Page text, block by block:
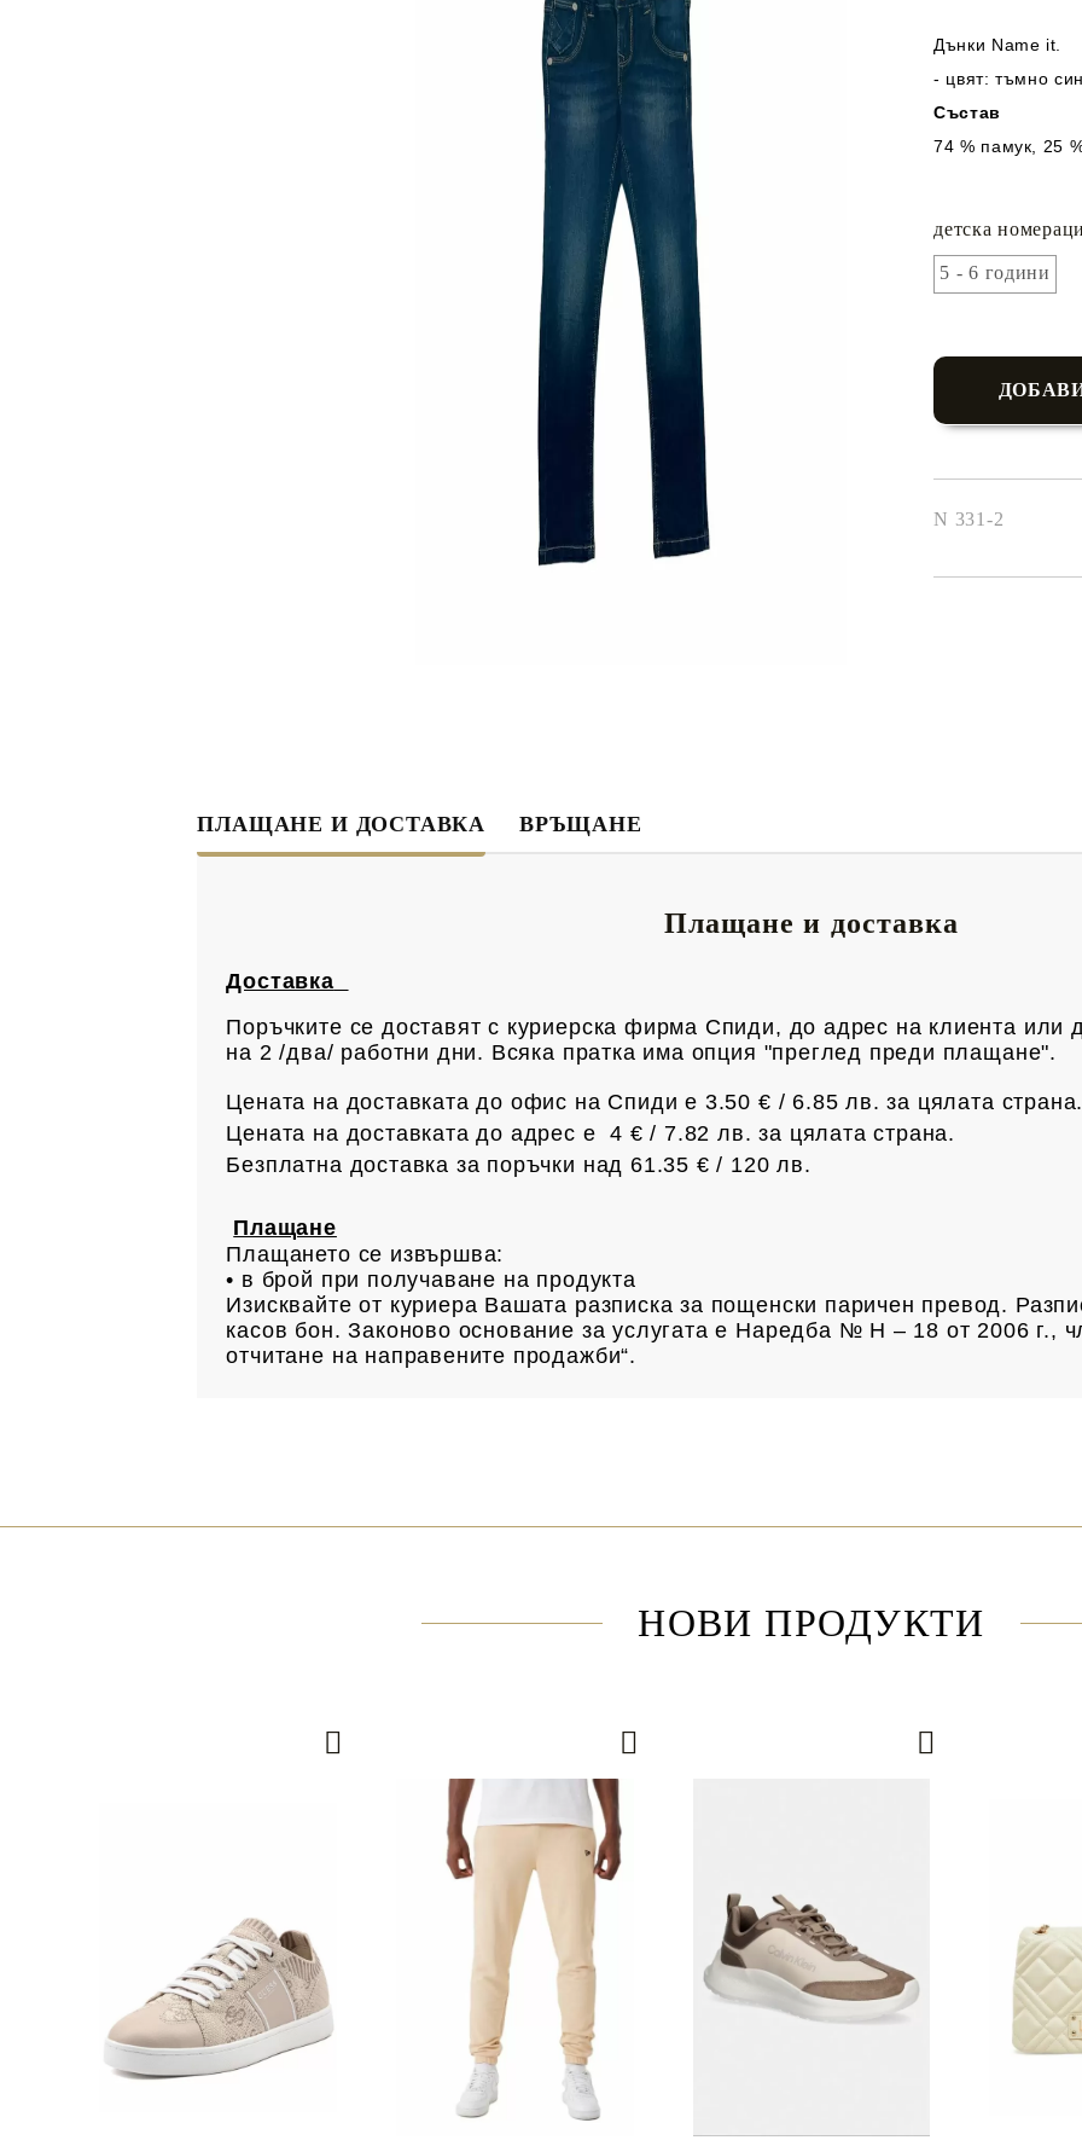
Дънки Name it.
- цвят: тъмно син
Състав
74 % памук, 25
детска
5 - 6 години
N 331-2
ПЛАЩАНЕ И ДОСТАВКА ВРЪЩАНЕ
Плащане и доставка
Доставка
Поръчките се доставят с куриерска фирма Спиди, до адрес на клиента или
на 2 /два/ работни дни. Всяка пратка има опция "преглед преди плащане".
Цената на доставката до офис на Спиди е 3.50 € / 6.85 лв.за цялата страна.
Цената на доставката до адрес е 4 € / 7.82 лв.за цялата страна.
Безплатна доставка за поръчки над 61.35 € / 120 лв.
Плащане
Плащането се извършва:
• в брой при получаване на продукта
Изисквайте от куриера Вашата разписка за пощенски паричен превод.
касов бон. Законово основание за услугата е Наредба № Н – 18 от 2006 г.,
отчитане на направените продажби“.
НОВИ ПРОДУКТИ